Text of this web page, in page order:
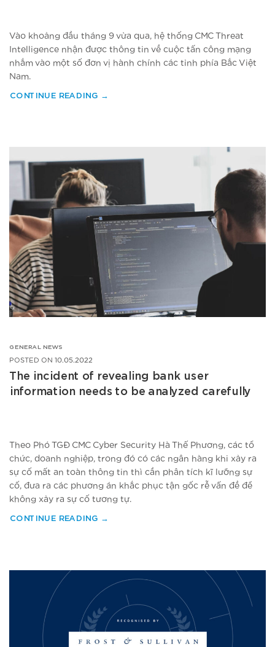
Vào khoảng đầu tháng 9 vừa qua, hệ thống CMC Threat
Intelligence nhận được thông tin về cuộc tấn công mạng
nhắm vào một số đơn vị hành chính các tỉnh phía Bắc Việt
Nam.
CONTINUE READING →
GENERAL NEWS
POSTED ON 10.05.2022
The incident of revealing bank user
information needs to be analyzed carefully
Theo Phó TGĐ CMC Cyber Security Hà Thế Phương, các tổ
chức, doanh nghiệp, trong đó có các ngân hàng khi xảy ra
sự cố mất an toàn thông tin thì cần phân tích kĩ lưỡng sự
cố, đưa ra các phương án khắc phục tận gốc rễ vấn đề để
không xảy ra sự cố tương tự.
CONTINUE READING →